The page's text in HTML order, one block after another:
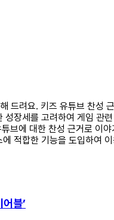
드려요. 키즈 유튜브 찬성
장세를 고려하여 게임 관
브에 대한 찬성 근거로 이
적합한 기능을 도입하여
블’